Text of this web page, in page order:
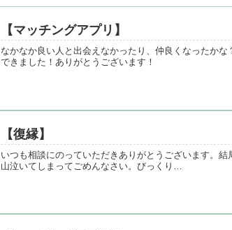
【マッチングアプリ】
なかなか良い人と出会えなかったり、仲良くなったか
できました！ありがとうございます！
【復縁】
いつも相談にのっていただきありがとうございます。
山泣いてしまってごめんなさい。びっくり…